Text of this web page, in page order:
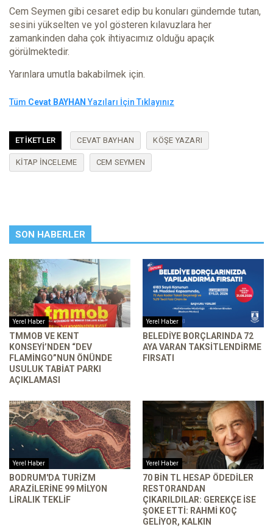
Cem Seymen gibi cesaret edip bu konuları gündemde tutan,
sesini yükselten ve yol gösteren kılavuzlara her
zamankinden daha çok ihtiyacımız olduğu apaçık
görülmektedir.
Yarınlara umutla bakabilmek için.
Tüm Cevat BAYHAN Yazıları İçin Tıklayınız
ETIKETLER CEVAT BAYHAN KÖŞE YAZARI
KITAP INCELEME CEM SEYMEN
SON HABERLER
Yerel Haber
TMMOB VE KENT
KONSEYI’NDEN “DEV
FLAMINGO”NUN ÖNÜNDE
USULUK TABIAT PARKI
AÇIKLAMASI
Yerel Haber
BELEDIYE BORÇLARINDA 72
AYA VARAN TAKSITLENDIRME
FIRSATI
Yerel Haber
BODRUM'DA TURIZM
ARAZILERINE 99 MILYON
LIRALIK TEKLIF
Yerel Haber
70 BIN TL HESAP ÖDEDILER
RESTORANDAN
ÇIKARILDILAR: GEREKÇE ISE
ŞOKE ETTI: RAHMI KOÇ
GELIYOR, KALKIN